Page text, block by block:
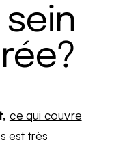
ce qui couvre
est très